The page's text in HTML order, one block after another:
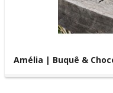
Amélia | Buquê &